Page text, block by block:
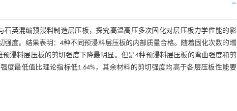
石英混编预浸料制造层压板，探究高温高压多次固化对层压板力学性能的影
度。结果表明：4种不同预浸料层压板的内部质量合格。随着固化次数的增
浸料层压板的剪切强度下降最明显。但是4种预浸料层压板的弯曲强度和剪
度最低值比理论指标低1.64%，其余材料的剪切强度均高于各层压板性能要